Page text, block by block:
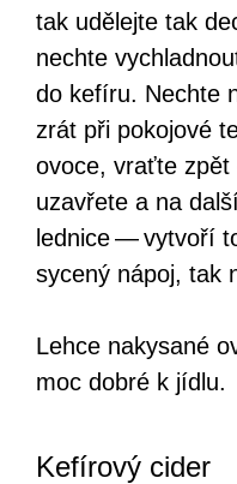
tak udělejte tak
nechte
do kefíru. Nechte
zrát při pokojové
ovoce, vraťte zpět
uzavřete a na
lednice — vytvoří
sycený nápoj, tak
Lehce nakysané
moc dobré k jídlu.
Kefírový cider